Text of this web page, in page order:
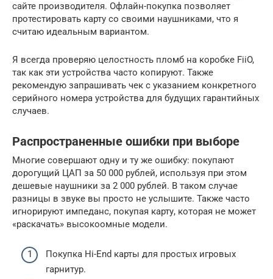
сайте производителя. Офлайн-покупка позволяет
протестировать карту со своими наушниками, что я
считаю идеальным вариантом.
Я всегда проверяю целостность пломб на коробке FiiO,
так как эти устройства часто копируют. Также
рекомендую запрашивать чек с указанием конкретного
серийного номера устройства для будущих гарантийных
случаев.
Распространенные ошибки при выборе
Многие совершают одну и ту же ошибку: покупают
дорогущий ЦАП за 50 000 рублей, используя при этом
дешевые наушники за 2 000 рублей. В таком случае
разницы в звуке вы просто не услышите. Также часто
игнорируют импеданс, покупая карту, которая не может
«раскачать» высокоомные модели.
Покупка Hi-End карты для простых игровых
гарнитур.